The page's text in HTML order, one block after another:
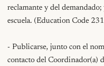
reclamante y del
escuela. (Education Code
- Publicarse, junto con el
contacto del Coordinador(a)